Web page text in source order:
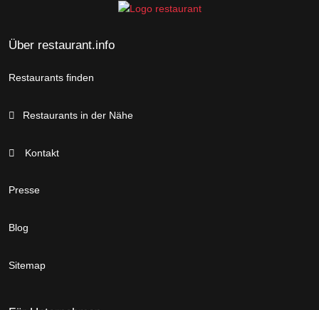
Über restaurant.info
Restaurants finden
Restaurants in der Nähe
Kontakt
Presse
Blog
Sitemap